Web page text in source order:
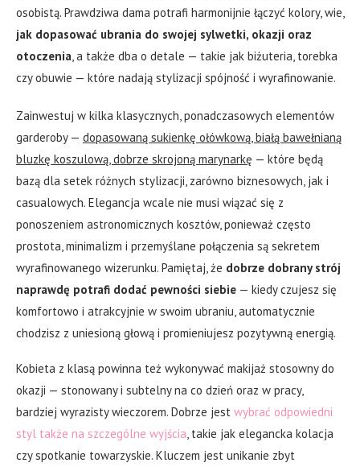
osobistą. Prawdziwa dama potrafi harmonijnie łączyć kolory, wie,
jak dopasować ubrania do swojej sylwetki, okazji oraz
otoczenia, a także dba o detale — takie jak biżuteria, torebka
czy obuwie — które nadają stylizacji spójność i wyrafinowanie.
Zainwestuj w kilka klasycznych, ponadczasowych elementów
garderoby — dopasowaną sukienkę ołówkową, białą bawełnianą
bluzkę koszulową, dobrze skrojoną marynarkę — które będą
bazą dla setek różnych stylizacji, zarówno biznesowych, jak i
casualowych. Elegancja wcale nie musi wiązać się z
ponoszeniem astronomicznych kosztów, ponieważ często
prostota, minimalizm i przemyślane połączenia są sekretem
wyrafinowanego wizerunku. Pamiętaj, że dobrze dobrany strój
naprawdę potrafi dodać pewności siebie — kiedy czujesz się
komfortowo i atrakcyjnie w swoim ubraniu, automatycznie
chodzisz z uniesioną głową i promieniujesz pozytywną energią.
Kobieta z klasą powinna też wykonywać makijaż stosowny do
okazji — stonowany i subtelny na co dzień oraz w pracy,
bardziej wyrazisty wieczorem. Dobrze jest wybrać odpowiedni
styl także na szczególne wyjścia, takie jak elegancka kolacja
czy spotkanie towarzyskie. Kluczem jest unikanie zbyt